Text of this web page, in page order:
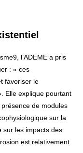
l’ADEME a pris
: « ces
favoriser le
Elle explique pourtant
de modules
sur la
les impacts des
est relativement